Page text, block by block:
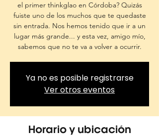
el primer thinkglao en Córdoba? Quizás
fuiste uno de los muchos que te quedaste
sin entrada. Nos hemos tenido que ir a un
lugar más grande... y esta vez, amigo mío,
sabemos que no te va a volver a ocurrir.
Ya no es posible registrarse
Ver otros eventos
Horario y ubicación